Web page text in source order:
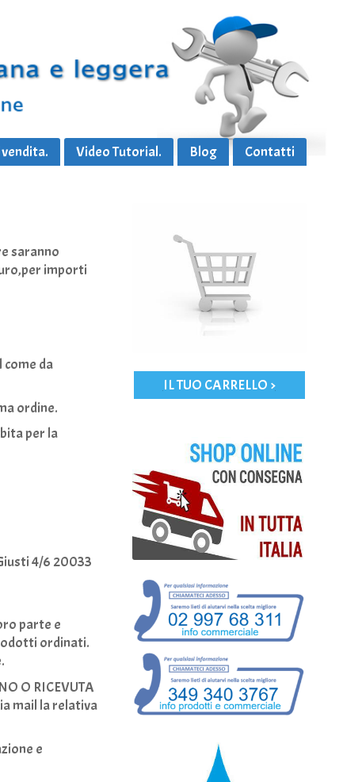
Video Tutorial. Blog Contatti
saranno
importi
da
ordine.
per la
4/6 20033
parte e
ordinati.
O RICEVUTA
mail la relativa
e
IL TUO CARRELLO >